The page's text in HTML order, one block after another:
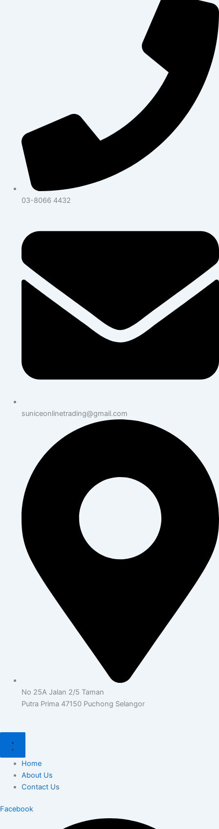
03-8066 4432
suniceonlinetrading@gmail.com
No 25A Jalan 2/5 Taman
Putra Prima 47150 Puchong Selangor
Home
About Us
Contact Us
Facebook